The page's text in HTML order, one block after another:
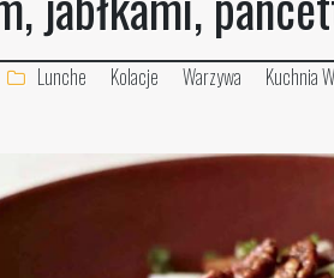
Lunche Kolacje Warzywa Kuchnia